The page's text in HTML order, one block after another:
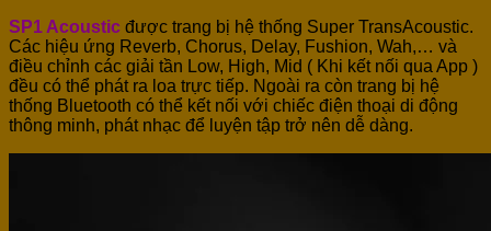
SP1 Acoustic được trang bị hệ thống Super TransAcoustic.
Các hiệu ứng Reverb, Chorus, Delay, Fushion, Wah,… và
điều chỉnh các giải tần Low, High, Mid ( Khi kết nối qua App )
đều có thể phát ra loa trực tiếp. Ngoài ra còn trang bị hệ
thống Bluetooth có thể kết nối với chiếc điện thoại di động
thông minh, phát nhạc để luyện tập trở nên dễ dàng.